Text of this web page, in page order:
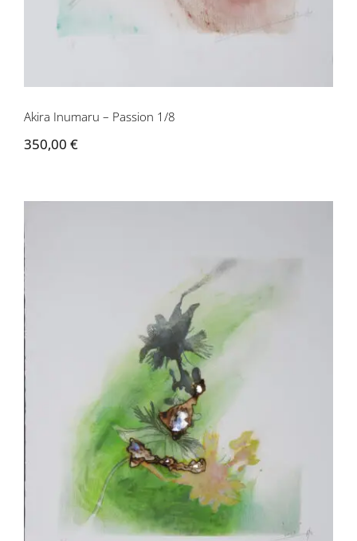
Akira Inumaru – Passion 1/8
350,00 €
Akira Inumaru – Passion 2/8